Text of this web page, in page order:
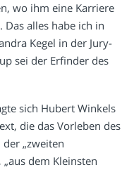
wo ihm eine Karriere
Das alles habe ich in
Kegel in der Jury-
sei der Erfinder des
sich Hubert Winkels
die das Vorleben des
„zweiten
dem Kleinsten